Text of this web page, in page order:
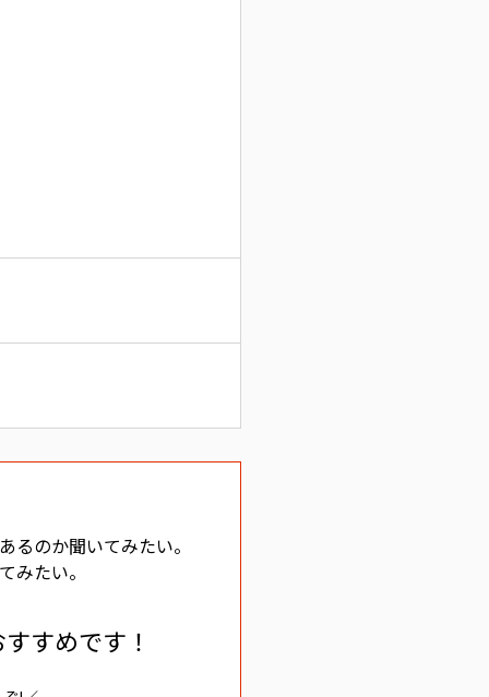
るのか聞いてみたい。
みたい。
すめです！